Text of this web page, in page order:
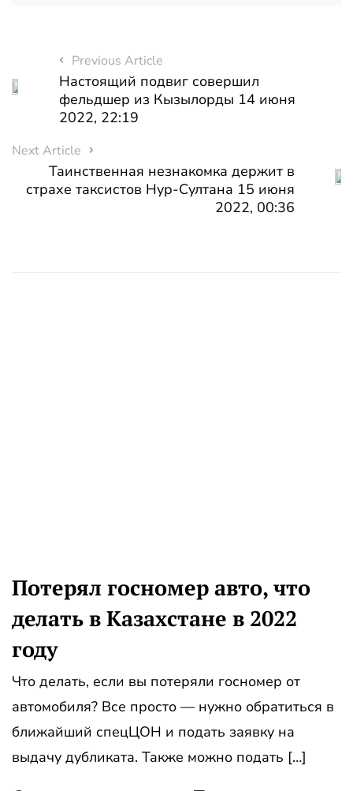
Previous Article
Настоящий подвиг совершил
фельдшер из Кызылорды 14 июня
2022, 22:19
Next Article
Таинственная незнакомка держит в
страхе таксистов Нур-Султана 15 июня
2022, 00:36
Потерял госномер авто, что
делать в Казахстане в 2022
году
Что делать, если вы потеряли госномер от
автомобиля? Все просто — нужно обратиться в
ближайший спецЦОН и подать заявку на
выдачу дубликата. Также можно подать […]